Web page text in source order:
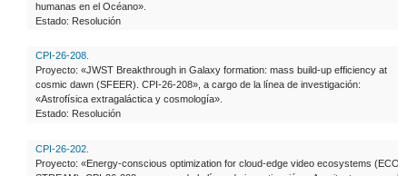
humanas en el Océano».
Estado: Resolución
CPI-26-208.
Proyecto: «JWST Breakthrough in Galaxy formation: mass build-up efficiency at
cosmic dawn (SFEER). CPI-26-208», a cargo de la línea de investigación:
«Astrofísica extragaláctica y cosmología».
Estado: Resolución
CPI-26-202.
Proyecto: «Energy-conscious optimization for cloud-edge video ecosystems (ECO-